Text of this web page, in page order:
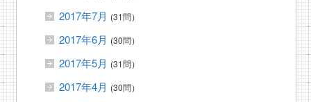
2017年7月 (31問）
2017年6月 (30問）
2017年5月 (31問）
2017年4月 (30問）